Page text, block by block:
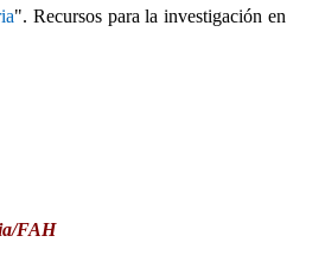
". Recursos para la investigación en
FAH